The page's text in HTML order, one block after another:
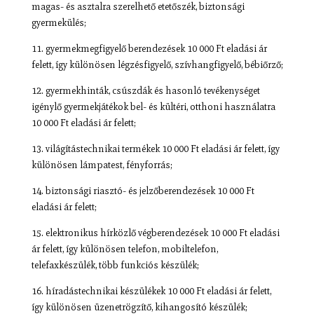
magas- és asztalra szerelhető etetőszék, biztonsági
gyermekülés;
11. gyermekmegfigyelő berendezések 10 000 Ft eladási ár
felett, így különösen légzésfigyelő, szívhangfigyelő, bébiőrző;
12. gyermekhinták, csúszdák és hasonló tevékenységet
igénylő gyermekjátékok bel- és kültéri, otthoni használatra
10 000 Ft eladási ár felett;
13. világítástechnikai termékek 10 000 Ft eladási ár felett, így
különösen lámpatest, fényforrás;
14. biztonsági riasztó- és jelzőberendezések 10 000 Ft
eladási ár felett;
15. elektronikus hírközlő végberendezések 10 000 Ft eladási
ár felett, így különösen telefon, mobiltelefon,
telefaxkészülék, több funkciós készülék;
16. híradástechnikai készülékek 10 000 Ft eladási ár felett,
így különösen üzenetrögzítő, kihangosító készülék;